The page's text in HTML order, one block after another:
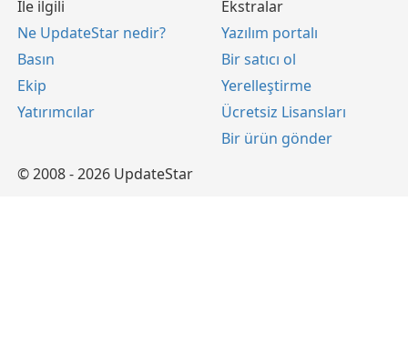
Ile ilgili
Ne UpdateStar nedir?
Basın
Ekip
Yatırımcılar
Ekstralar
Yazılım portalı
Bir satıcı ol
Yerelleştirme
Ücretsiz Lisansları
Bir ürün gönder
© 2008 - 2026 UpdateStar